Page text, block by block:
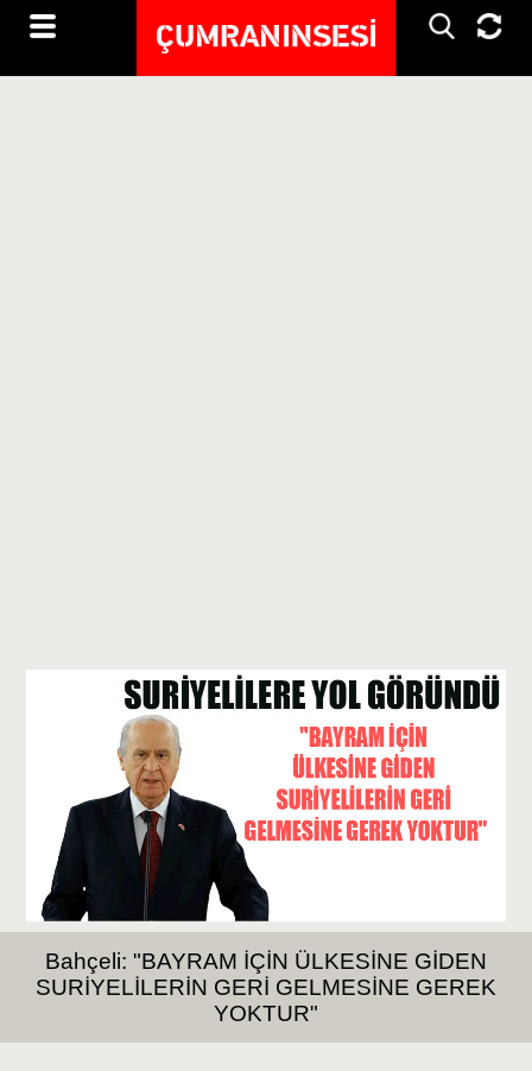
Bahçeli: "BAYRAM İÇİN ÜLKESİNE GİDEN
SURİYELİLERİN GERİ GELMESİNE GEREK
YOKTUR"